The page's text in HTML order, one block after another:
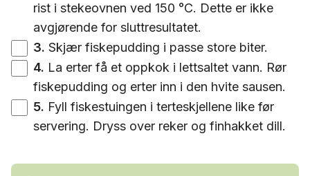
rist i stekeovnen ved 150 °C. Dette er ikke
avgjørende for sluttresultatet.
3. Skjær fiskepudding i passe store biter.
4. La erter få et oppkok i lettsaltet vann. Rør
fiskepudding og erter inn i den hvite sausen.
5. Fyll fiskestuingen i terteskjellene like før
servering. Dryss over reker og finhakket dill.